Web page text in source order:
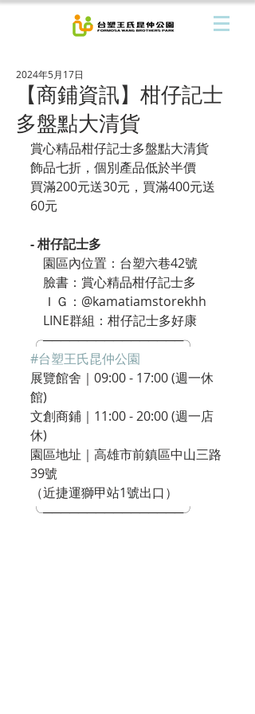
【商鋪資訊】柑仔記士
多盤點大清貨
2024年5月17日
賞心精品柑仔記士多盤點大清貨
飾品七折，個別產品低於半價
買滿200元送30元，買滿400元送
60元
- 柑仔記士多
園區內位置：台塑六巷42號
臉書：賞心精品柑仔記士多
ＩＧ：@kamatiamstorekhh
LINE群組：柑仔記士多好康
╭────────────────╮
#台塑王氏昆仲公園
展覽館舍｜09:00 - 17:00 (週一休
館)
文創商鋪｜11:00 - 20:00 (週一店
休)
園區地址｜高雄市前鎮區中山三路
39號
（近捷運獅甲站1號出口）
╰────────────────╯